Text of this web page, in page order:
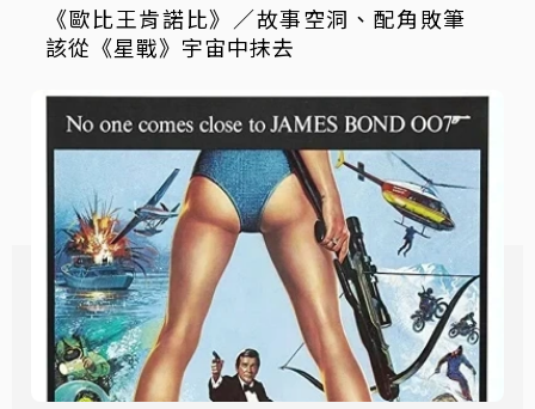
《歐比王肯諾比》／故事空洞、配角敗筆
該從《星戰》宇宙中抹去